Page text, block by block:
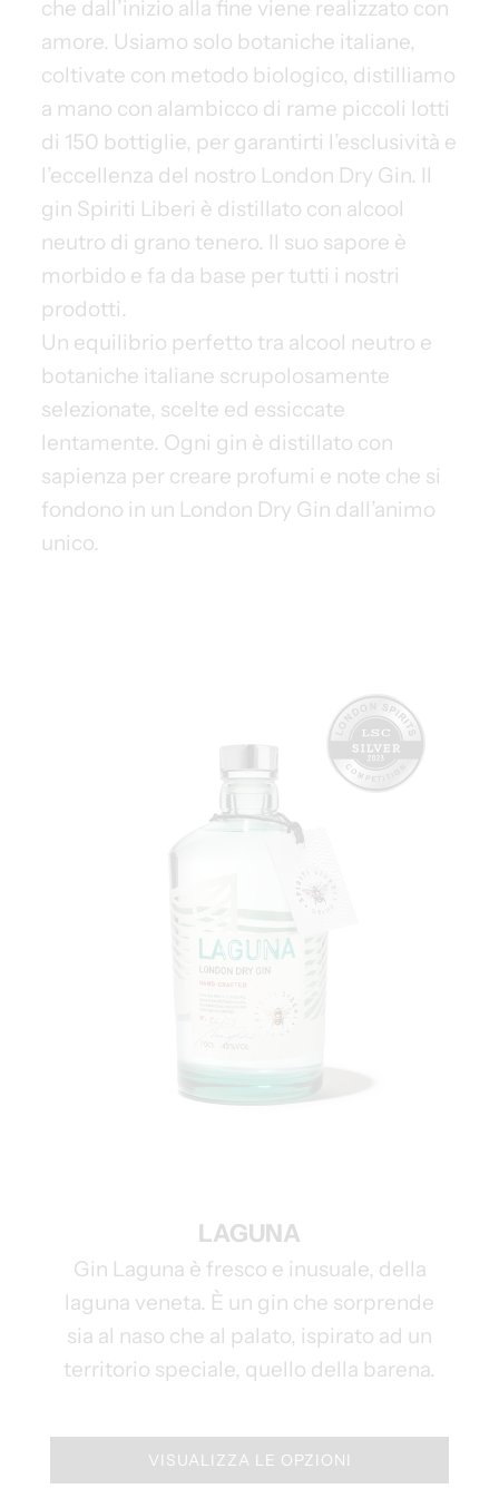
che dall’inizio alla fine viene realizzato con
amore. Usiamo solo botaniche italiane,
coltivate con metodo biologico, distilliamo
a mano con alambicco di rame piccoli lotti
di 150 bottiglie, per garantirti l’esclusività e
l’eccellenza del nostro London Dry Gin. Il
gin Spiriti Liberi è distillato con alcool
neutro di grano tenero. Il suo sapore è
morbido e fa da base per tutti i nostri
prodotti.
Un equilibrio perfetto tra alcool neutro e
botaniche italiane scrupolosamente
selezionate, scelte ed essiccate
lentamente. Ogni gin è distillato con
sapienza per creare profumi e note che si
fondono in un London Dry Gin dall’animo
unico.
LAGUNA
Gin Laguna è fresco e inusuale, della
laguna veneta. È un gin che sorprende
sia al naso che al palato, ispirato ad un
territorio speciale, quello della barena.
VISUALIZZA LE OPZIONI